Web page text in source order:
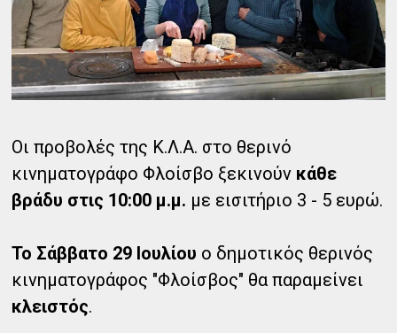
Οι προβολές της Κ.Λ.Α. στο θερινό
κινηματογράφο Φλοίσβο ξεκινούν κάθε
βράδυ στις 10:00 μ.μ. με εισιτήριο 3 - 5 ευρώ.
Το Σάββατο 29 Ιουλίου ο δημοτικός θερινός
κινηματογράφος "Φλοίσβος" θα παραμείνει
κλειστός.